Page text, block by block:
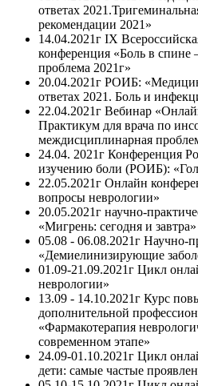
ответах
рекомендации 2021»
14.04.2021г IX
конференция «Боль в спине
проблема 2021г»
20.04.2021г РОИБ:
ответах 2021. Боль и
22.04.2021г Вебинар
Практикум для врача по
междисциплинарная
24.04. 2021г Конференция
изучению боли (РОИБ):
22.05.2021г Онлайн
вопросы неврологии»
20.05.2021г научно-
«Мигрень: сегодня и завтра»
05.08 - 06.08.2021г Научно-
«Демиелинизирующие
01.09-21.09.2021г Цикл
неврологии»
13.09 - 14.10.2021г Курс
дополнительной
«Фармакотерапия
современном этапе»
24.09-01.10.2021г Цикл
дети: самые частые